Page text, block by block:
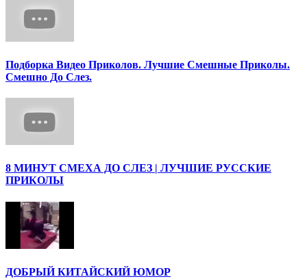
Подборка Видео Приколов. Лучшие Смешные Приколы.
Смешно До Слез.
8 МИНУТ СМЕХА ДО СЛЕЗ | ЛУЧШИЕ РУССКИЕ
ПРИКОЛЫ
ДОБРЫЙ КИТАЙСКИЙ ЮМОР